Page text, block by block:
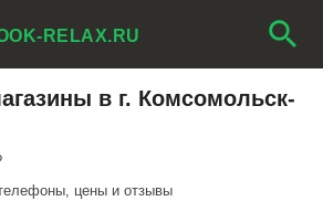
RELAX.RU search
в г. Комсомольск-
цены и отзывы